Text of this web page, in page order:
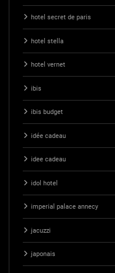
hotel secret de paris
hotel stella
hotel vernet
ibis
ibis budget
idée cadeau
idee cadeau
idol hotel
imperial palace annecy
jacuzzi
japonais